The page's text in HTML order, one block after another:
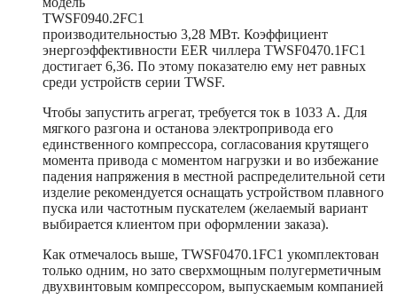
TWSF0940.2FC1
производительностью 3,28 МВт. Коэффициент
энергоэффективности EER чиллера TWSF0470.1FC1
достигает 6,36. По этому показателю ему нет равных
среди устройств серии TWSF.
Чтобы запустить агрегат, требуется ток в 1033 А. Для
мягкого разгона и останова электропривода его
единственного компрессора, согласования крутящего
момента привода с моментом нагрузки и во избежание
падения напряжения в местной распределительной сети
изделие рекомендуется оснащать устройством плавного
пуска или частотным пускателем (желаемый вариант
выбирается клиентом при оформлении заказа).
Как отмечалось выше, TWSF0470.1FC1 укомплектован
только одним, но зато сверхмощным полугерметичным
двухвинтовым компрессором, выпускаемым компанией